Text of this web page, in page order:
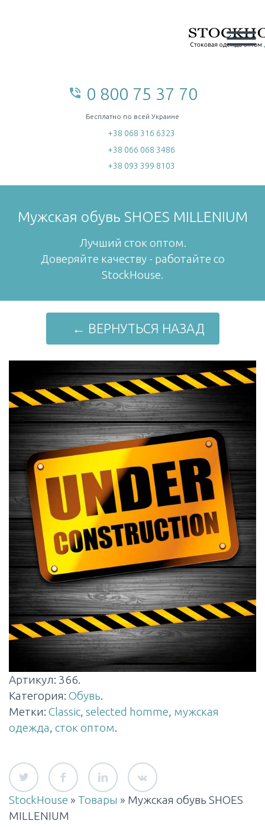
phone_in_talk 0 800 75 37 70
Бесплатно по всей Украине
+38 068 316 6323
+38 066 068 3486
+38 093 399 8103
Мужская обувь SHOES MILLENIUM
Лучший сток оптом.
Доверяйте качеству - работайте со
StockHouse.
← ВЕРНУТЬСЯ НАЗАД
Артикул: 366.
Категория: Обувь.
Метки: Classic, selected homme, мужская
одежда, сток оптом.
StockHouse » Товары » Мужская обувь SHOES
MILLENIUM